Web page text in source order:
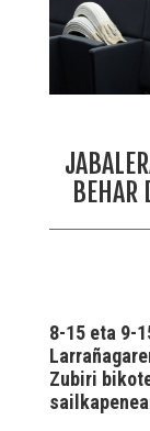
BEHAR
8-15 eta 9-
Zubiri